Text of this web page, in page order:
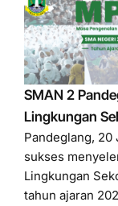
SMAN 2
Lingkungan
Pandeglang, 20
sukses
Lingkungan
tahun ajaran